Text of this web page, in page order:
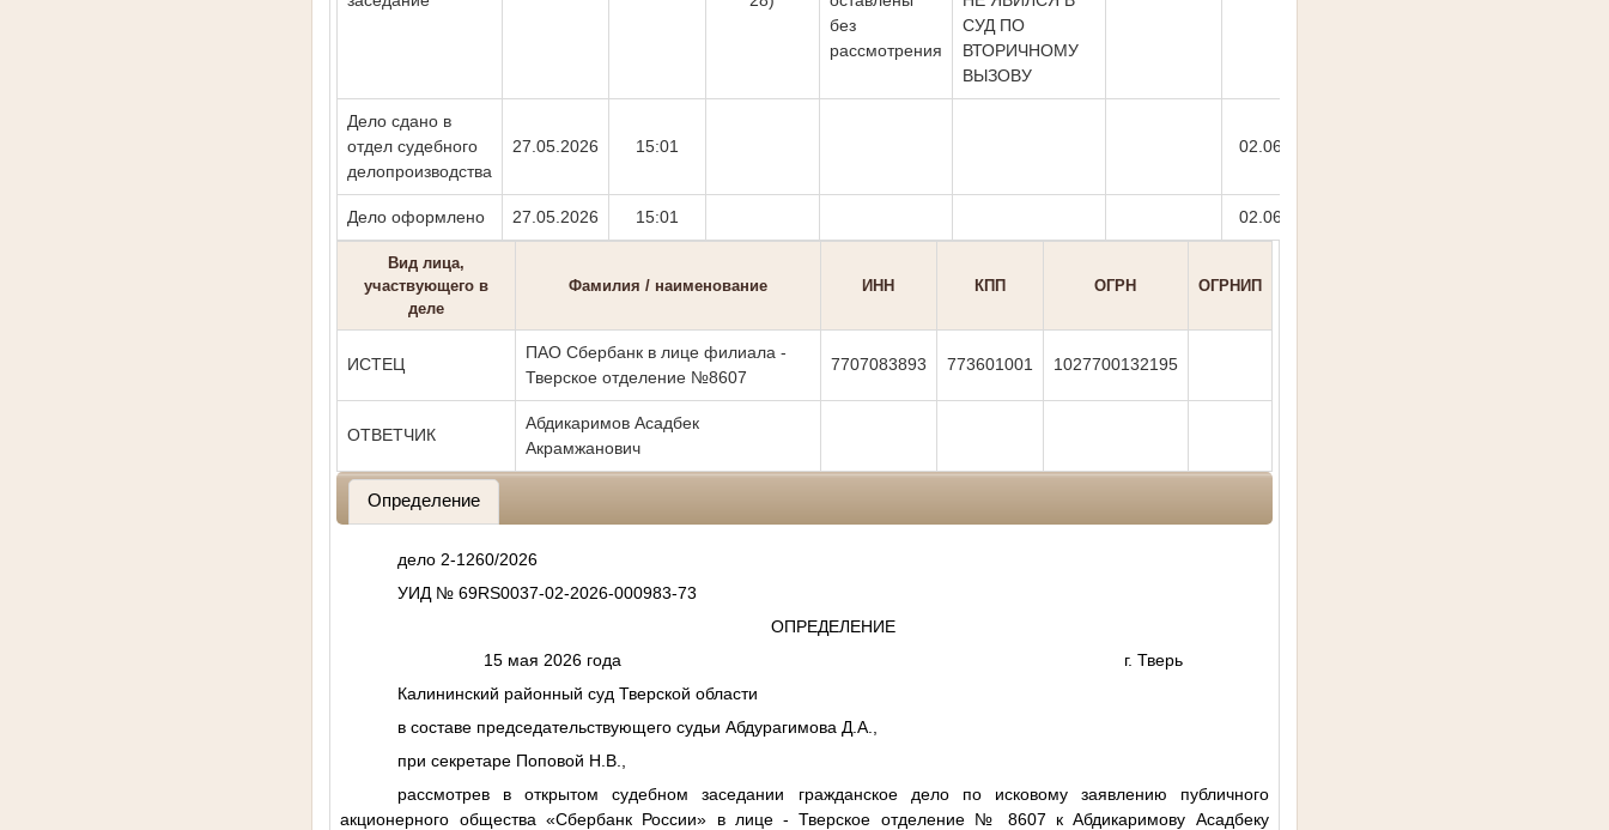
без
рассмотрения
СУД ПО
ВТОРИЧНОМУ
ВЫЗОВУ
Дело сдано в
отдел судебного
делопроизводства
27.05.2026 15:01 02.06.2026
Дело оформлено 27.05.2026 15:01 02.06.2026
Вид лица,
участвующего в
деле
Фамилия / наименование ИНН КПП ОГРН ОГРНИП
ИСТЕЦ
ПАО Сбербанк в лице филиала -
Тверское отделение №8607
7707083893 773601001 1027700132195
ОТВЕТЧИК
Абдикаримов Асадбек
Акрамжанович
Определение
дело 2-1260/2026
УИД № 69RS0037-02-2026-000983-73
ОПРЕДЕЛЕНИЕ
15 мая 2026 года г. Тверь
Калининский районный суд Тверской области
в составе председательствующего судьи Абдурагимова Д.А.,
при секретаре Поповой Н.В.,
рассмотрев в открытом судебном заседании гражданское дело по исковому заявлению публичного
акционерного общества «Сбербанк России» в лице - Тверское отделение № 8607 к Абдикаримову Асадбеку